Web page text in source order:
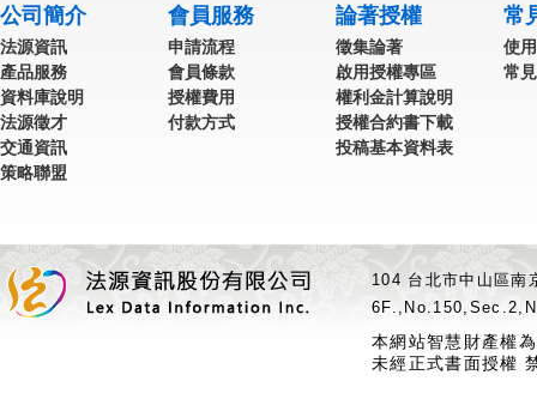
公司簡介
法源資訊
產品服務
資料庫說明
法源徵才
交通資訊
策略聯盟
會員服務
申請流程
會員條款
授權費用
付款方式
論著授權
徵集論著
啟用授權專區
權利金計算說明
授權合約書下載
投稿基本資料表
常
使
常
104 台北市中山區
本網站智慧財產權
未經正式書面授權